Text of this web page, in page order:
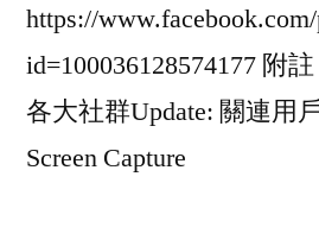
https://
id=100036128574177 附
各大社群Update: 關連用
Screen Capture